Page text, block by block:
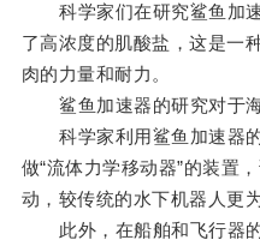
科学家们在研究鲨鱼加速
了高浓度的肌酸盐，这是一
肉的力量和耐力。
鲨鱼加速器的研究对于海
科学家利用鲨鱼加速器的
做“流体力学移动器”的装置
动，较传统的水下机器人更
此外，在船舶和飞行器的